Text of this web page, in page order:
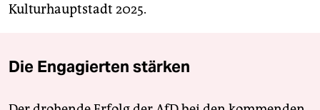
Kulturhauptstadt 2025.
Die Engagierten stärken